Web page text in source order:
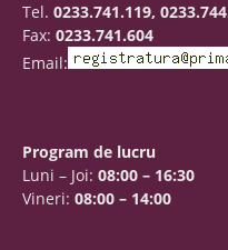
Tel. 0233.741.119,
Fax: 0233.741.604
Email:
Program de lucru
Luni – Joi: 08:00 – 16:30
Vineri: 08:00 – 14:00